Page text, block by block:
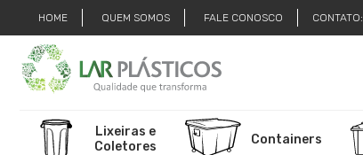
HOME QUEM SOMOS FALE CONOSCO CONTATO:
Lixeiras e
Coletores
Containers